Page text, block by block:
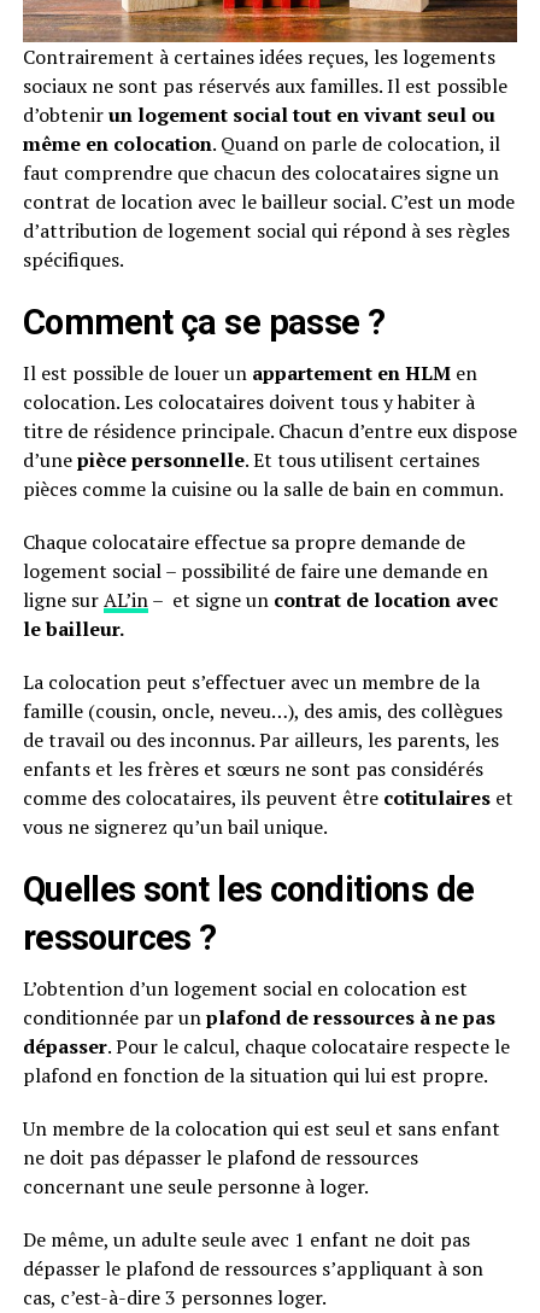
Contrairement à certaines idées reçues, les logements
sociaux ne sont pas réservés aux familles. Il est possible
d’obtenirun logement social tout en vivant seul ou
même en colocation. Quand on parle de colocation, il
faut comprendre que chacun des colocataires signe un
contrat de location avec le bailleur social. C’est un mode
d’attribution de logement social qui répond à ses règles
spécifiques.
Comment ça se passe ?
Il est possible de louer un appartement en HLM en
colocation. Les colocataires doivent tous y habiter à
titre de résidence principale. Chacun d’entre eux dispose
d’unepièce personnelle. Et tous utilisent certaines
pièces comme la cuisine ou la salle de bain en commun.
Chaque colocataire effectue sa propre demande de
logement social – possibilité de faire une demande en
ligne surAL’in– et signe uncontrat de location avec
le bailleur.
La colocation peut s’effectuer avec un membre de la
famille (cousin, oncle, neveu…), des amis, des collègues
de travail ou des inconnus. Par ailleurs, les parents, les
enfants et les frères et sœurs ne sont pas considérés
comme des colocataires, ils peuvent être cotitulaires et
vous ne signerez qu’un bail unique.
Quelles sont les conditions de
ressources ?
L’obtention d’un logement social en colocation est
conditionnée par unplafond de ressources à ne pas
dépasser. Pour le calcul, chaque colocataire respecte le
plafond en fonction de la situation qui lui est propre.
Un membre de la colocation qui est seul et sans enfant
ne doit pas dépasser le plafond de ressources
concernant une seule personne à loger.
De même, un adulte seule avec 1 enfant ne doit pas
dépasser le plafond de ressources s’appliquant à son
cas, c’est-à-dire 3 personnes loger.